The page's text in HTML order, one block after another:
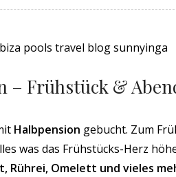
– Frühstück &
Halbpension gebucht. Zum
was das Frühstücks-Herz
Rührei, Omelett und vieles